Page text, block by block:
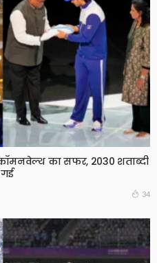
का सफर, 2030 शताब्दी
34